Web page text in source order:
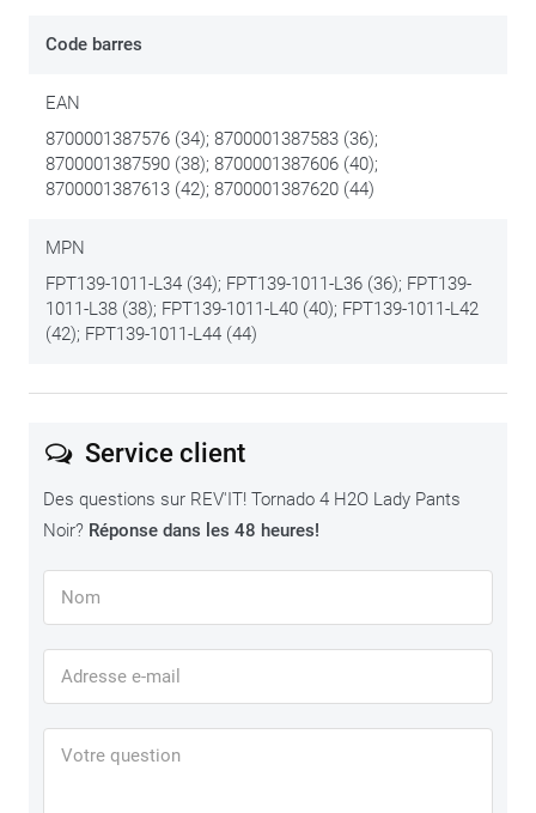
Code barres
EAN
8700001387576 (34); 8700001387583 (36);
8700001387590 (38); 8700001387606 (40);
8700001387613 (42); 8700001387620 (44)
MPN
FPT139-1011-L34 (34); FPT139-1011-L36 (36); FPT139-
1011-L38 (38); FPT139-1011-L40 (40); FPT139-1011-L42
(42); FPT139-1011-L44 (44)
Service client
Des questions sur REV'IT! Tornado 4 H2O Lady Pants
Noir? Réponse dans les 48 heures!